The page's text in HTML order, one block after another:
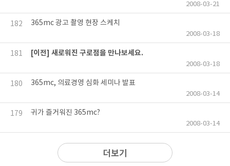
2008-03-21
182 365mc 광고 촬영 현장 스케치
2008-03-18
181 [이전] 새로워진 구로점을 만나보세요.
2008-03-18
180 365mc, 의료경영 심화 세미나 발표
2008-03-14
179 귀가 즐거워진 365mc?
2008-03-14
더보기